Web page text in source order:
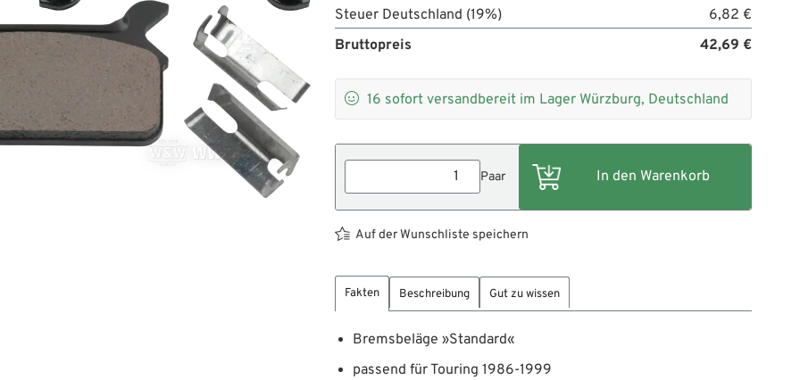
Steuer Deutschland (19%)
6,82 €
Bruttopreis
42,69 €
 16 sofort versandbereit im Lager Würzburg, Deutschland
Paar
Auf der Wunschliste speichern
Fakten Beschreibung Gut zu wissen
Bremsbeläge »Standard«
passend für Touring 1986-1999